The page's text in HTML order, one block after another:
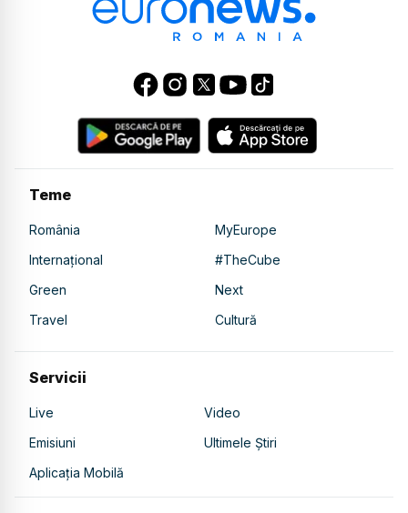
Teme
România
MyEurope
Internațional
#TheCube
Green
Next
Travel
Cultură
Servicii
Live
Video
Emisiuni
Ultimele Știri
Aplicația Mobilă